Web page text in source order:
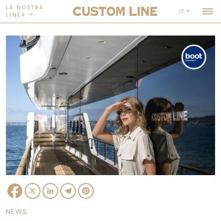
LA NOSTRA
LINEA
IT
Facebook
X LinkedInTelegram
NEWS